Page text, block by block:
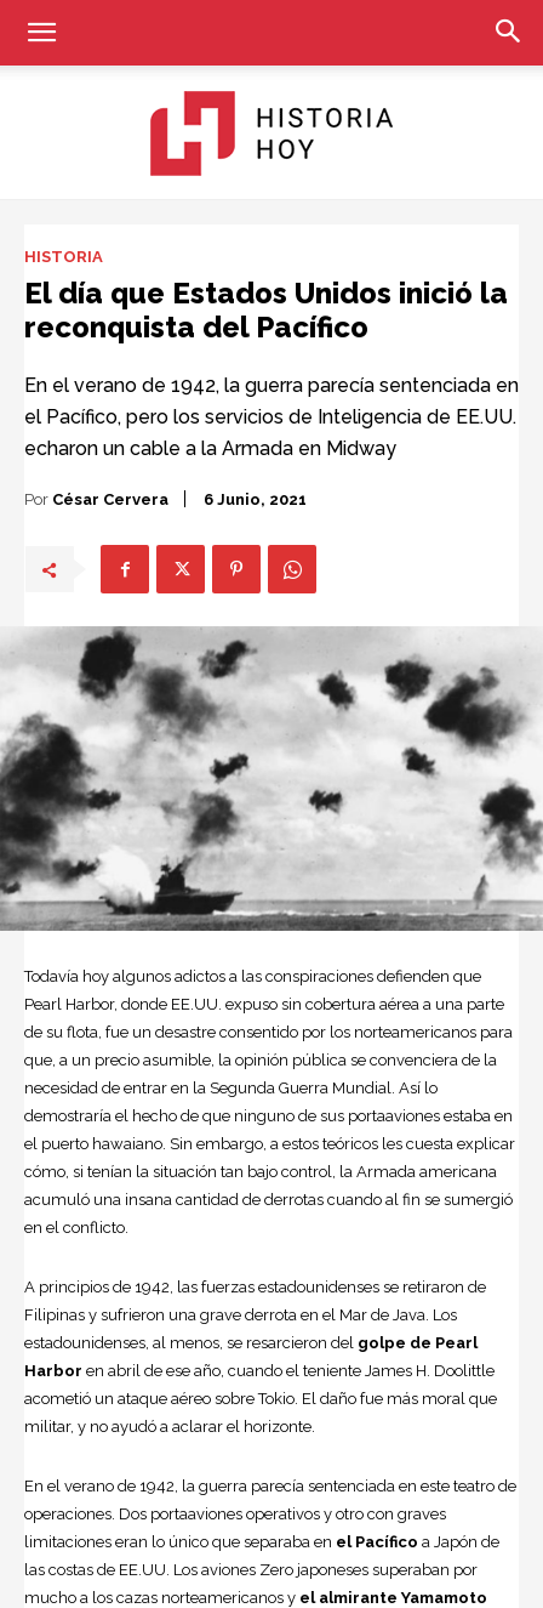
Hoy
HISTORIA
El día que Estados Unidos inició la
reconquista del Pacífico
En el verano de 1942, la guerra parecía sentenciada en
el Pacífico, pero los servicios de Inteligencia de EE.UU.
echaron un cable a la Armada en Midway
Por César Cervera 6 Junio, 2021
Todavía hoy algunos adictos a las conspiraciones defienden que
Pearl Harbor, donde EE.UU. expuso sin cobertura aérea a una parte
de su flota, fue un desastre consentido por los norteamericanos para
que, a un precio asumible, la opinión pública se convenciera de la
necesidad de entrar en la Segunda Guerra Mundial . Así lo
demostraría el hecho de que ninguno de sus portaaviones estaba en
el puerto hawaiano. Sin embargo, a estos teóricos les cuesta explicar
cómo, si tenían la situación tan bajo control, la Armada americana
acumuló una insana cantidad de derrotas cuando al fin se sumergió
en el conflicto.
A principios de 1942, las fuerzas estadounidenses se retiraron de
Filipinas y sufrieron una grave derrota en el Mar de Java. Los
estadounidenses, al menos, se resarcieron del golpe de Pearl
Harbor en abril de ese año, cuando el teniente James H. Doolittle
acometió un ataque aéreo sobre Tokio. El daño fue más moral que
militar, y no ayudó a aclarar el horizonte.
En el verano de 1942, la guerra parecía sentenciada en este teatro de
operaciones. Dos portaaviones operativos y otro con graves
limitaciones eran lo único que separaba en el Pacífico a Japón de
las costas de EE.UU. Los aviones Zero japoneses superaban por
mucho a los cazas norteamericanos y el almirante Yamamoto